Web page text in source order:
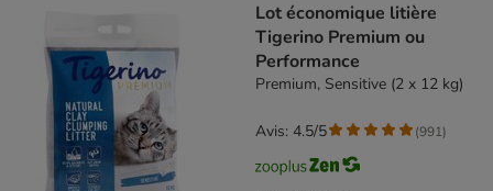
Lot économique litière
Tigerino Premium ou
Performance
Premium, Sensitive (2 x 12 kg)
Avis: 4.5/5 (991)